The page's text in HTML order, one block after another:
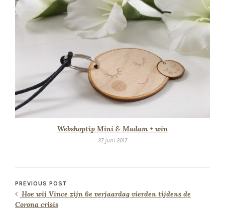
Webshoptip Mini & Madam + win
27 juni 2017
PREVIOUS POST
Hoe wij Vince zijn 6e verjaardag vierden tijdens de
Corona crisis